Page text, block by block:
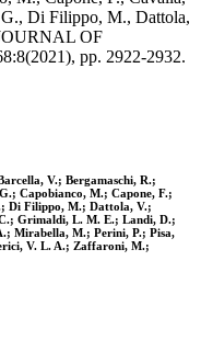
G., Di Filippo, M., Dattola,
OF
pp. 2922-2932.
V.; Bergamaschi, R.;
Capobianco, M.; Capone, F.;
Di Filippo, M.; Dattola, V.;
Grimaldi, L. M. E.; Landi, D.;
Mirabella, M.; Perini, P.; Pisa,
V. L. A.; Zaffaroni, M.;